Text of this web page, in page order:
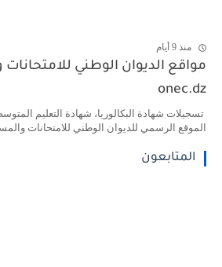
منذ 9 أيام
onec.dz
تسجيلات شهادة البكالوريا، شهادة التعليم المتوسط،
الموقع الرسمي للديوان الوطني للامتحانات
المتابعون